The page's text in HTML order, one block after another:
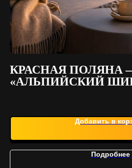
КРАСНАЯ ПОЛЯНА
«АЛЬПИЙСКИЙ
Добавить в
Подробнее